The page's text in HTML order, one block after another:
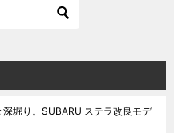
堀り。SUBARU ステラ改良モデ